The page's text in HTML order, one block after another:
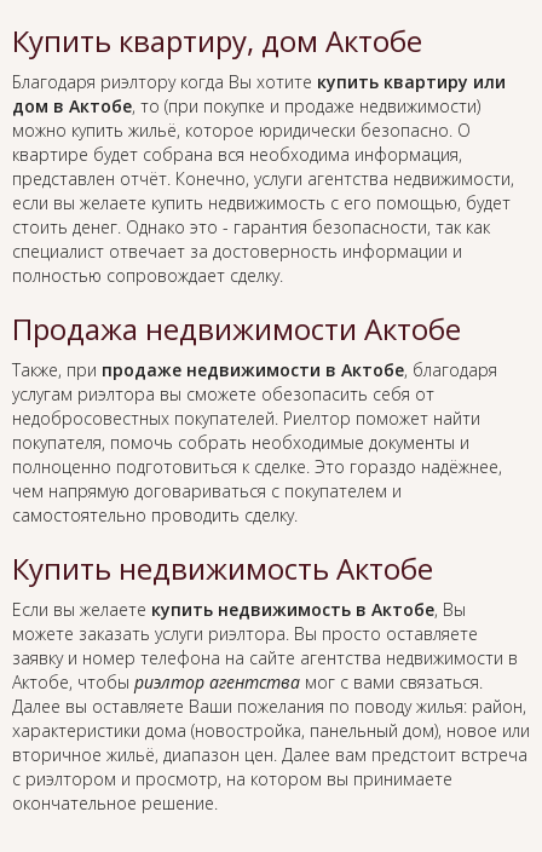
Купить квартиру, дом Актобе
Благодаря риэлтору когда Вы хотите купить квартиру или
дом в Актобе, то (при покупке и продаже недвижимости)
можно купить жильё, которое юридически безопасно. О
квартире будет собрана вся необходима информация,
представлен отчёт. Конечно, услуги агентства недвижимости,
если вы желаете купить недвижимость с его помощью, будет
стоить денег. Однако это - гарантия безопасности, так как
специалист отвечает за достоверность информации и
полностью сопровождает сделку.
Продажа недвижимости Актобе
Также, при продаже недвижимости в Актобе, благодаря
услугам риэлтора вы сможете обезопасить себя от
недобросовестных покупателей. Риелтор поможет найти
покупателя, помочь собрать необходимые документы и
полноценно подготовиться к сделке. Это гораздо надёжнее,
чем напрямую договариваться с покупателем и
самостоятельно проводить сделку.
Купить недвижимость Актобе
Если вы желаете купить недвижимость в Актобе, Вы
можете заказать услуги риэлтора. Вы просто оставляете
заявку и номер телефона на сайте агентства недвижимости в
Актобе, чтобы риэлтор агентства мог с вами связаться.
Далее вы оставляете Ваши пожелания по поводу жилья: район,
характеристики дома (новостройка, панельный дом), новое или
вторичное жильё, диапазон цен. Далее вам предстоит встреча
с риэлтором и просмотр, на котором вы принимаете
окончательное решение.